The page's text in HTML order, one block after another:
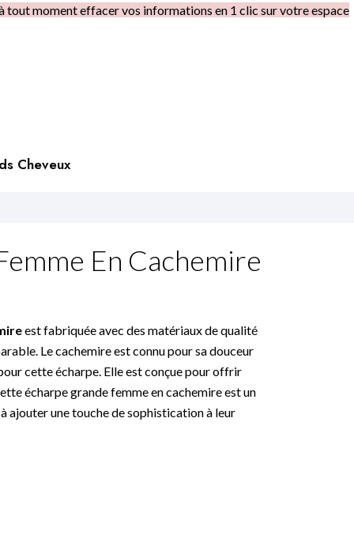
tout moment effacer vos informations en 1 clic sur votre espace
Cheveux
En Cachemire
est fabriquée avec des matériaux de qualité
Le cachemire est connu pour sa douceur
cette écharpe. Elle est conçue pour offrir
écharpe grande femme en cachemire est un
ajouter une touche de sophistication à leur